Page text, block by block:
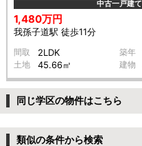
中古一戸建て
1,480万円
我孫子道駅 徒歩11分
間取 2LDK 築年
土地 45.66㎡ 建物
同じ学区の物件はこちら
類似の条件から検索